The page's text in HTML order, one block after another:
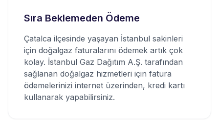
Sıra Beklemeden Ödeme
Çatalca ilçesinde yaşayan İstanbul sakinleri
için doğalgaz faturalarını ödemek artık çok
kolay. İstanbul Gaz Dağıtım A.Ş. tarafından
sağlanan doğalgaz hizmetleri için fatura
ödemelerinizi internet üzerinden, kredi kartı
kullanarak yapabilirsiniz.